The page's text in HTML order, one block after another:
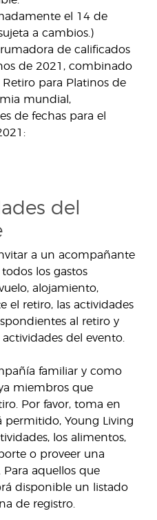
el 14 de
a cambios.)
de calificados
de 2021, combinado
para Platinos de
mundial,
de fechas para el
del
a un acompañante
los gastos
alojamiento,
el retiro, las actividades
al retiro y
del evento.
familiar y como
miembros que
Por favor, toma en
permitido, Young Living
los alimentos,
o proveer una
aquellos que
disponible un listado
de registro.